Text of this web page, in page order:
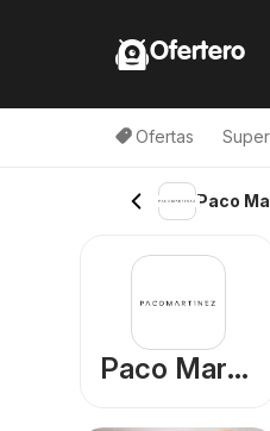
Ofertero
Ofertas
Paco
Paco Martinez